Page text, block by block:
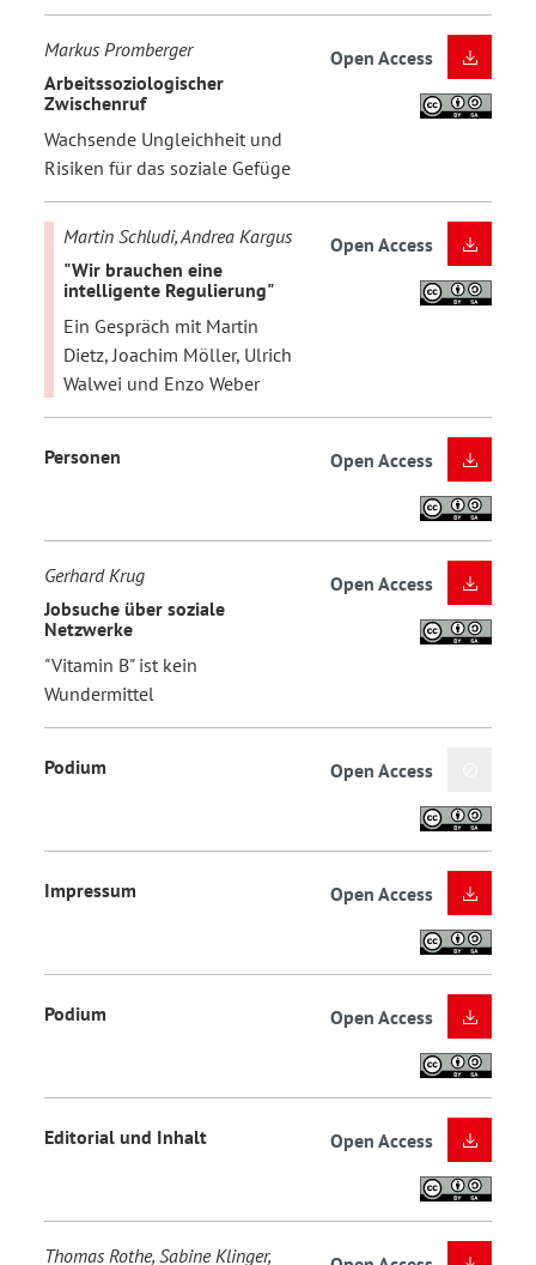
Markus Promberger
Arbeitssoziologischer
Zwischenruf
Wachsende Ungleichheit und
Risiken für das soziale Gefüge
Open Access
Martin Schludi, Andrea Kargus
"Wir brauchen eine
intelligente Regulierung"
Ein Gespräch mit Martin
Dietz, Joachim Möller, Ulrich
Walwei und Enzo Weber
Open Access
Personen Open Access
Gerhard Krug
Jobsuche über soziale
Netzwerke
"Vitamin B" ist kein
Wundermittel
Open Access
Podium Open Access
Impressum Open Access
Podium Open Access
Editorial und Inhalt Open Access
Thomas Rothe, Sabine Klinger,